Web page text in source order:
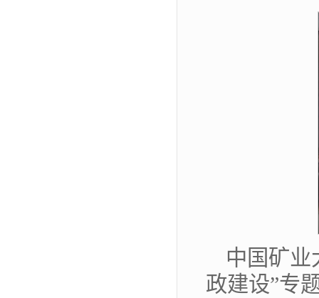
中国矿业
政建设”专